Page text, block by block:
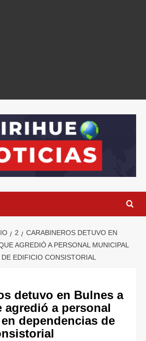
2
CARABINEROS DETUVO EN
AGREDIÓ A PERSONAL MUNICIPAL
EDIFICIO CONSISTORIAL
detuvo en Bulnes a
agredió a personal
dependencias de